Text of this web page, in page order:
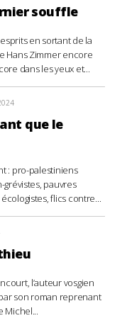
souffle
en sortant de la
Hans Zimmer encore
dans les yeux et...
que le
: pro-palestiniens
pauvres
flics contre...
l’auteur vosgien
son roman reprenant
Michel...